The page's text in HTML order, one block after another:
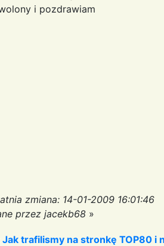
i pozdrawiam
zmiana: 14-01-2009 16:01:46
przez jacekb68 »
Jak trafilismy na stronkę TOP80 i